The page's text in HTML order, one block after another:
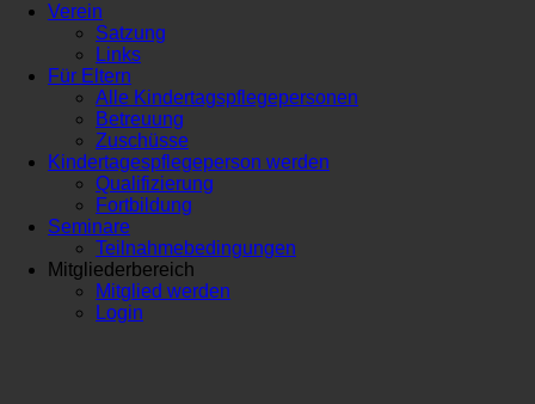
Verein
Satzung
Links
Für Eltern
Alle Kindertagspflegepersonen
Betreuung
Zuschüsse
Kindertagespflegeperson werden
Qualifizierung
Fortbildung
Seminare
Teilnahmebedingungen
Mitgliederbereich
Mitglied werden
Login